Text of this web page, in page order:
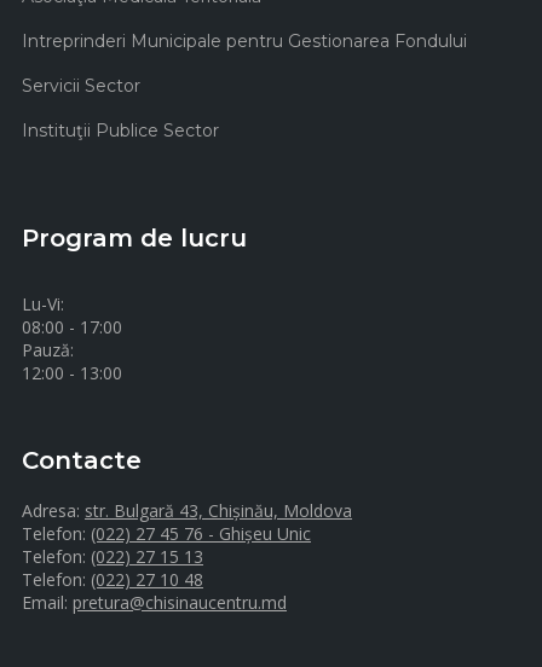
Intreprinderi Municipale pentru Gestionarea Fondului
Servicii Sector
Instituţii Publice Sector
Program de lucru
Lu-Vi:
08:00 - 17:00
Pauză:
12:00 - 13:00
Contacte
Adresa: str. Bulgară 43, Chișinău, Moldova
Telefon: (022) 27 45 76 - Ghișeu Unic
Telefon: (022) 27 15 13
Telefon: (022) 27 10 48
Email: pretura@chisinaucentru.md